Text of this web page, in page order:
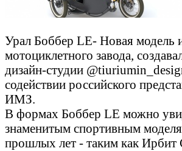
Урал Боббер LE- Новая модель
мотоциклетного завода,
дизайн-студии
содействии российского
ИМЗ.
В формах Боббер LE можно
знаменитым спортивным
прошлых лет - таким как